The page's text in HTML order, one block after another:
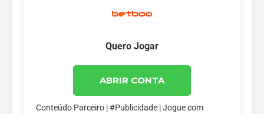
Quero Jogar
ABRIR CONTA
Conteúdo Parceiro | #Publicidade | Jogue com